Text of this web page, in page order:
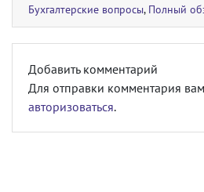
Бухгалтерские вопросы, Полный
Добавить комментарий
Для отправки комментария
авторизоваться.